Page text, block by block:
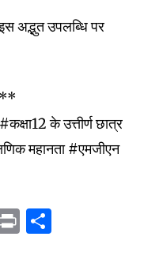
अद्भुत उपलब्धि पर
के उत्तीर्ण छात्र
महानता #एमजीएन
Print